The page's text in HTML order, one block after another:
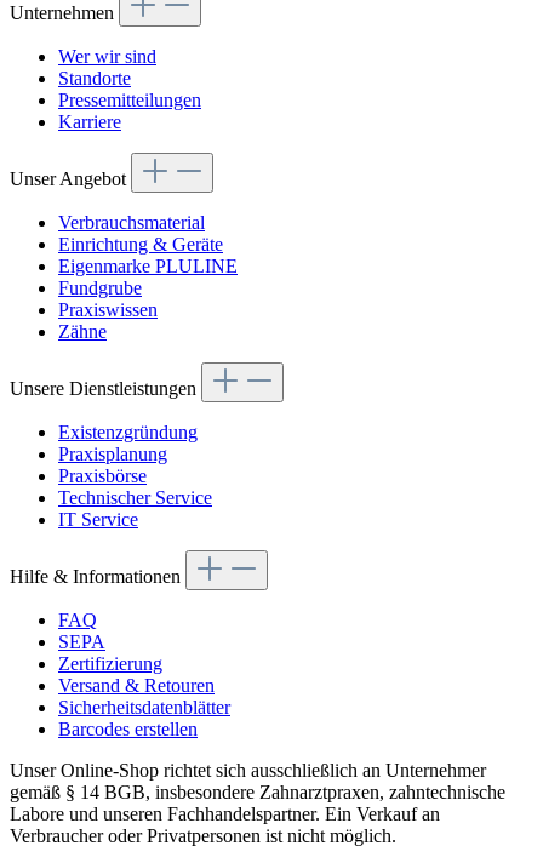
Unternehmen
Wer wir sind
Standorte
Pressemitteilungen
Karriere
Unser Angebot
Verbrauchsmaterial
Einrichtung & Geräte
Eigenmarke PLULINE
Fundgrube
Praxiswissen
Zähne
Unsere Dienstleistungen
Existenzgründung
Praxisplanung
Praxisbörse
Technischer Service
IT Service
Hilfe & Informationen
FAQ
SEPA
Zertifizierung
Versand & Retouren
Sicherheitsdatenblätter
Barcodes erstellen
Unser Online-Shop richtet sich ausschließlich an Unternehmer
gemäß § 14 BGB, insbesondere Zahnarztpraxen, zahntechnische
Labore und unseren Fachhandelspartner. Ein Verkauf an
Verbraucher oder Privatpersonen ist nicht möglich.